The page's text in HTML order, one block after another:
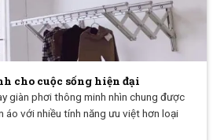
cho cuộc sống hiện đại
giàn phơi thông minh nhìn chung được
áo với nhiều tính năng ưu việt hơn loại